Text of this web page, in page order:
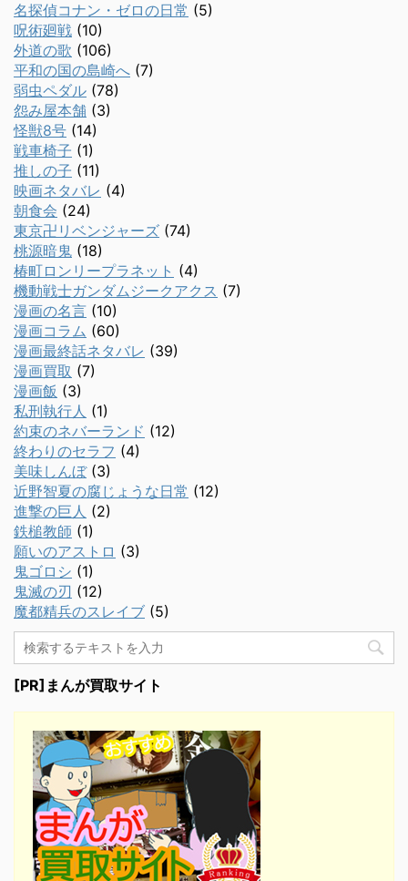
名探偵コナン・ゼロの日常 (5)
呪術廻戦 (10)
外道の歌 (106)
平和の国の島崎へ (7)
弱虫ペダル (78)
怨み屋本舗 (3)
怪獣8号 (14)
戦車椅子 (1)
推しの子 (11)
映画ネタバレ (4)
朝食会 (24)
東京卍リベンジャーズ (74)
桃源暗鬼 (18)
椿町ロンリープラネット (4)
機動戦士ガンダムジークアクス (7)
漫画の名言 (10)
漫画コラム (60)
漫画最終話ネタバレ (39)
漫画買取 (7)
漫画飯 (3)
私刑執行人 (1)
約束のネバーランド (12)
終わりのセラフ (4)
美味しんぼ(3)
近野智夏の腐じょうな日常 (12)
進撃の巨人 (2)
鉄槌教師 (1)
願いのアストロ (3)
鬼ゴロシ (1)
鬼滅の刃 (12)
魔都精兵のスレイブ (5)
[PR]まんが買取サイト